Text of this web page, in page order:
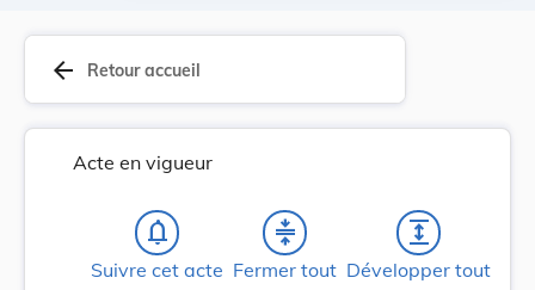
arrow_back Retour accueil
Acte en vigueur
notifications_none
Suivre cet acte
compress
Fermer tout
expand
Développer tout